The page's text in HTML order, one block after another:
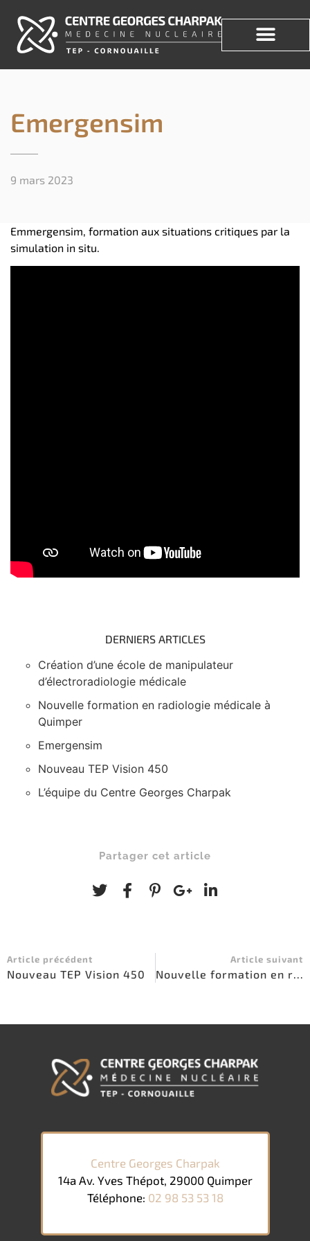
Emergensim
9 mars 2023
Emmergensim, formation aux situations critiques par la
simulation in situ.
DERNIERS ARTICLES
Création d’une école de manipulateur
d’électroradiologie médicale
Nouvelle formation en radiologie médicale à
Quimper
Emergensim
Nouveau TEP Vision 450
L’équipe du Centre Georges Charpak
Partager cet article
Article précédent
Nouveau TEP Vision 450
Article suivant
Centre Georges Charpak
14a Av. Yves Thépot, 29000 Quimper
Téléphone: 02 98 53 53 18